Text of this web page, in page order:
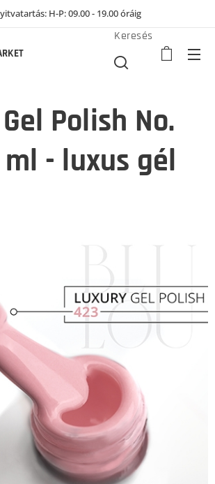
H-P: 09.00 - 19.00 óráig
Keresés
Polish No.
- luxus gél